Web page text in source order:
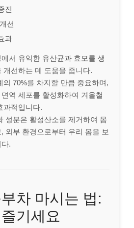
진
선
과
서 유익한 유산균과 효모를 생
개선하는 데 도움을 줍니다.
의 70%를 차지할 만큼 중요하며,
역 세포를 활성화하여 겨울철
과적입니다.
성분은 활성산소를 제거하여 몸
외부 환경으로부터 우리 몸을 보
.
차 마시는 법:
기세요